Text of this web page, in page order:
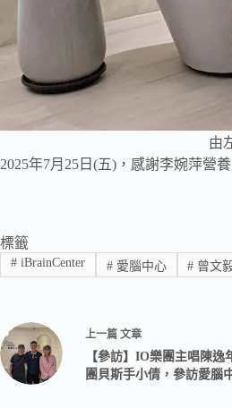
由
2025年7月25日(五)，感謝李婉萍營
標籤
#iBrainCenter #愛腦中心 # 曾文
上一篇 文章
【參訪】IO樂團主唱陳逸
團貝斯手小倩，參訪愛腦